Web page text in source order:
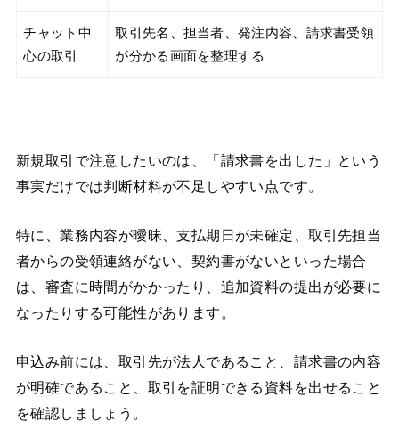
チャット中
心の取引
取引先名、担当者、発注内容、請求書受領
が分かる画面を整理する
新規取引で注意したいのは、「請求書を出した」という
事実だけでは判断材料が不足しやすい点です。
特に、業務内容が曖昧、支払期日が未確定、取引先担当
者からの受領連絡がない、契約書がないといった場合
は、審査に時間がかかったり、追加資料の提出が必要に
なったりする可能性があります。
申込み前には、取引先が法人であること、請求書の内容
が明確であること、取引を証明できる資料を出せること
を確認しましょう。